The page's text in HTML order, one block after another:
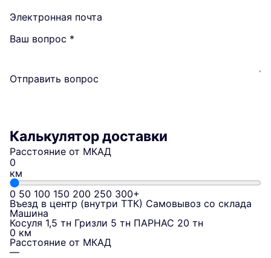
Электронная почта
Ваш вопрос *
Отправить вопрос
Калькулятор доставки
Расстояние от МКАД
км
0 50 100 150 200 250 300+
Въезд в центр (внутри ТТК) Самовывоз со склада
Машина
Косуля 1,5 тн Гризли 5 тн ПАРНАС 20 тн
0 км
Расстояние от МКАД
—